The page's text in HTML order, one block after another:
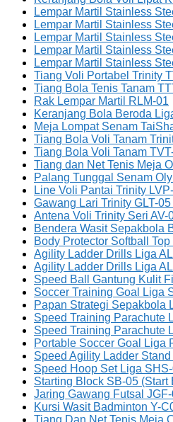
Lempar Martil Stainless
Lempar Martil Stainless
Lempar Martil Stainless
Lempar Martil Stainless
Lempar Martil Stainless
Tiang Voli Portabel Trinity
Tiang Bola Tenis Tanam
Rak Lempar Martil RLM-01
Keranjang Bola Beroda
Meja Lompat Senam
Tiang Bola Voli Tanam
Tiang Bola Voli Tanam
Tiang dan Net Tenis Meja
Palang Tunggal Senam
Line Voli Pantai Trinity
Gawang Lari Trinity GLT-
Antena Voli Trinity Seri AV-
Bendera Wasit Sepakbola
Body Protector Softball
Agility Ladder Drills Liga
Agility Ladder Drills Liga
Speed Ball Gantung Kulit
Soccer Training Goal Liga
Papan Strategi Sepakbola
Speed Training Parachute
Speed Training Parachute
Portable Soccer Goal Liga
Speed Agility Ladder
Speed Hoop Set Liga
Starting Block SB-05 (Start
Jaring Gawang Futsal
Kursi Wasit Badminton Y-
Tiang Dan Net Tenis Meja